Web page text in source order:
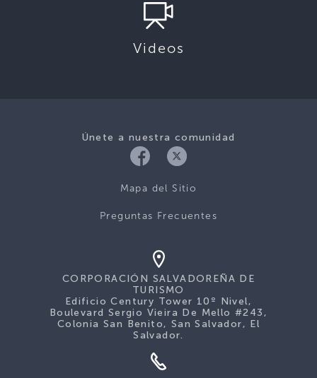
Videos
Únete a nuestra comunidad
Mapa del Sitio
Preguntas Frecuentes
CORPORACIÓN SALVADOREÑA DE
TURISMO
Edificio Century Tower 10º Nivel,
Boulevard Sergio Vieira De Mello #243,
Colonia San Benito, San Salvador, El
Salvador.